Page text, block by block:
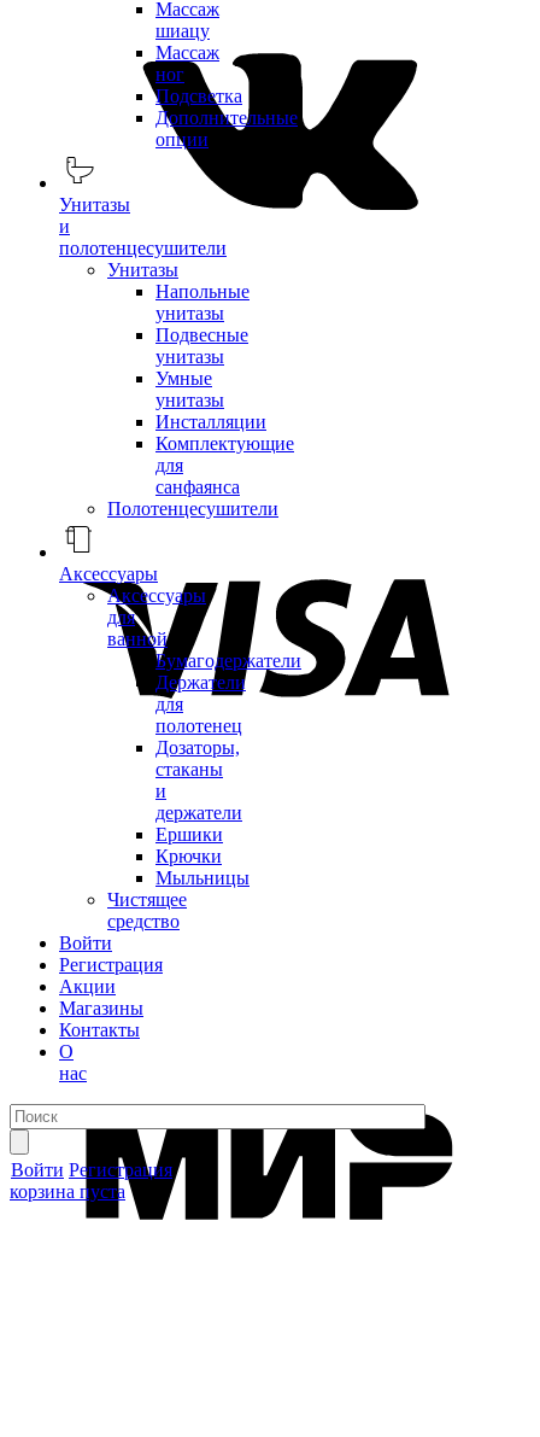
Массаж
шиацу
Массаж
ног
Подсветка
Дополнительные
опции
Унитазы
и
полотенцесушители
Унитазы
Напольные
унитазы
Подвесные
унитазы
Умные
унитазы
Инсталляции
Комплектующие
для
санфаянса
Полотенцесушители
Аксессуары
Аксессуары
для
ванной
Бумагодержатели
Держатели
для
полотенец
Дозаторы,
стаканы
и
держатели
Ершики
Крючки
Мыльницы
Чистящее
средство
Войти
Регистрация
Акции
Магазины
Контакты
О
нас
Войти Регистрация
корзина пуста